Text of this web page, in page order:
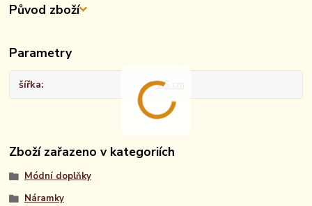
Původ zboží
Parametry
šířka 1,5 cm
Zboží zařazeno v kategoriích
Módní doplňky
Náramky